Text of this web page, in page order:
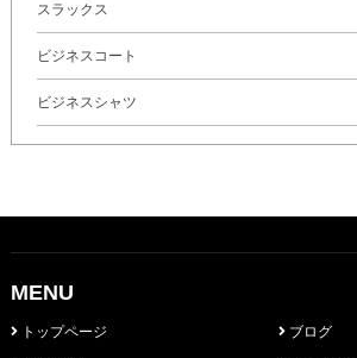
スラックス
ビジネスコート
ビジネスシャツ
MENU
トップページ ブログ